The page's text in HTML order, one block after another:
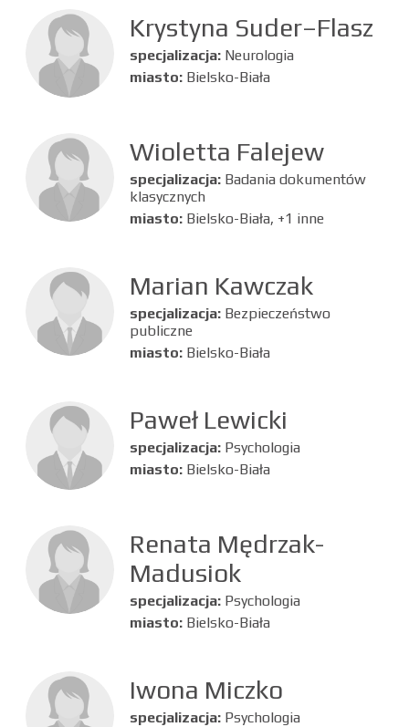
Krystyna Suder–Flasz
specjalizacja: Neurologia
miasto: Bielsko-Biała
Wioletta Falejew
specjalizacja: Badania dokumentów
klasycznych
miasto: Bielsko-Biała, +1 inne
Marian Kawczak
specjalizacja: Bezpieczeństwo
publiczne
miasto: Bielsko-Biała
Paweł Lewicki
specjalizacja: Psychologia
miasto: Bielsko-Biała
Renata Mędrzak-
Madusiok
specjalizacja: Psychologia
miasto: Bielsko-Biała
Iwona Miczko
specjalizacja: Psychologia